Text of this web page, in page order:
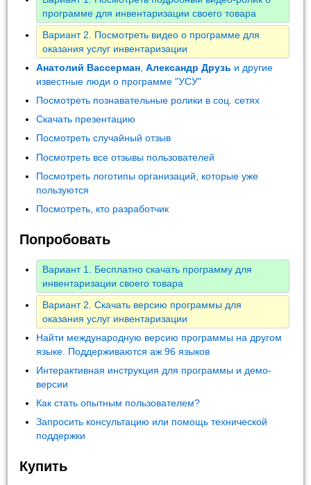
программе для инвентаризации своего товара
Вариант 2. Посмотреть видео о программе для
оказания услуг инвентаризации
Анатолий Вассерман ,Александр Друзь и другие
известные люди о программе "УСУ"
Посмотреть познавательные ролики в соц. сетях
Скачать презентацию
Посмотреть случайный отзыв
Посмотреть все отзывы пользователей
Посмотреть логотипы организаций, которые уже
пользуются
Посмотреть, кто разработчик
Попробовать
Вариант 1. Бесплатно скачать программу для
инвентаризации своего товара
Вариант 2. Скачать версию программы для
оказания услуг инвентаризации
Найти международную версию программы на другом
языке. Поддерживаются аж 96 языков
Интерактивная инструкция для программы и демо-
версии
Как стать опытным пользователем?
Запросить консультацию или помощь технической
поддержки
Купить